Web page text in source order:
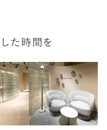
た時間を